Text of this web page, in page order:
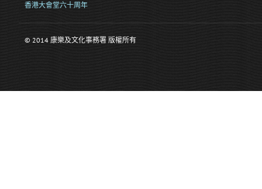
香港大會堂六十周年
© 2014 康樂及文化事務署 版權所有